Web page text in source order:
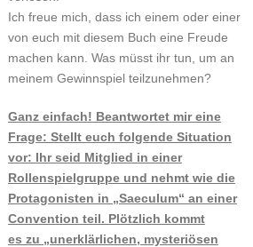
Ich freue mich, dass ich einem oder einer
von euch mit diesem Buch eine Freude
machen kann. Was müsst ihr tun, um an
meinem Gewinnspiel teilzunehmen?
Ganz einfach! Beantwortet mir eine
Frage: Stellt euch folgende Situation
vor: Ihr seid Mitglied in einer
Rollenspielgruppe und nehmt wie die
Protagonisten in „Saeculum“ an einer
Convention teil. Plötzlich kommt
es zu „unerklärlichen, mysteriösen